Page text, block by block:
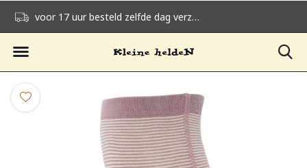
voor 17 uur besteld zelfde dag verzonden